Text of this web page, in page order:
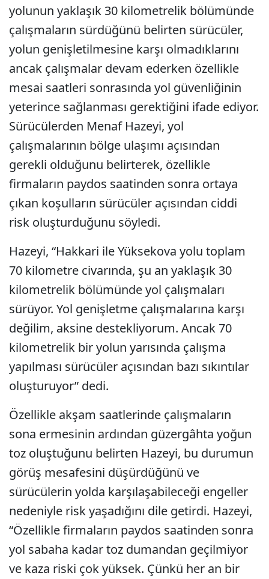
yolunun yaklaşık 30 kilometrelik bölümünde
çalışmaların sürdüğünü belirten sürücüler,
yolun genişletilmesine karşı olmadıklarını
ancak çalışmalar devam ederken özellikle
mesai saatleri sonrasında yol güvenliğinin
yeterince sağlanması gerektiğini ifade ediyor.
Sürücülerden Menaf Hazeyi, yol
çalışmalarının bölge ulaşımı açısından
gerekli olduğunu belirterek, özellikle
firmaların paydos saatinden sonra ortaya
çıkan koşulların sürücüler açısından ciddi
risk oluşturduğunu söyledi.
Hazeyi, “Hakkari ile Yüksekova yolu toplam
70 kilometre civarında, şu an yaklaşık 30
kilometrelik bölümünde yol çalışmaları
sürüyor. Yol genişletme çalışmalarına karşı
değilim, aksine destekliyorum. Ancak 70
kilometrelik bir yolun yarısında çalışma
yapılması sürücüler açısından bazı sıkıntılar
oluşturuyor” dedi.
Özellikle akşam saatlerinde çalışmaların
sona ermesinin ardından güzergâhta yoğun
toz oluştuğunu belirten Hazeyi, bu durumun
görüş mesafesini düşürdüğünü ve
sürücülerin yolda karşılaşabileceği engeller
nedeniyle risk yaşadığını dile getirdi. Hazeyi,
“Özellikle firmaların paydos saatinden sonra
yol sabaha kadar toz dumandan geçilmiyor
ve kaza riski çok yüksek. Çünkü her an bir